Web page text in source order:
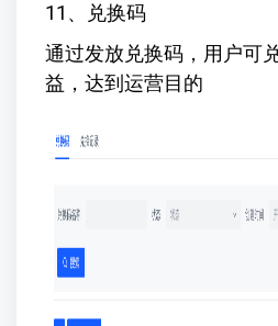
11、兑换码
通过发放兑换码，用户可
益，达到运营目的